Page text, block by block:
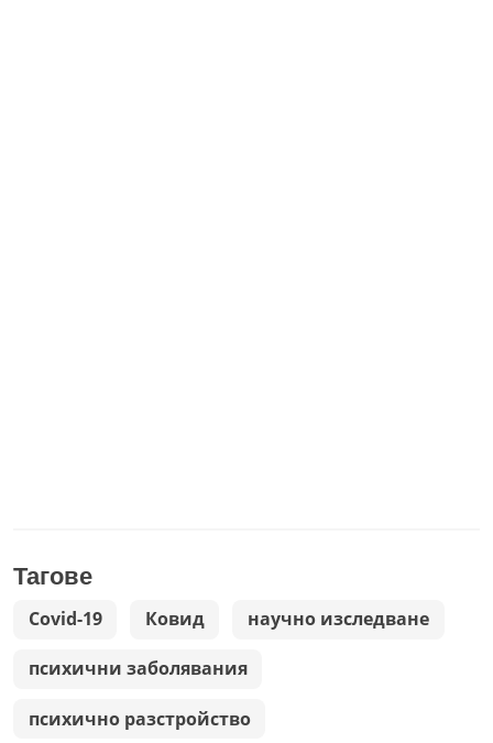
Тагове
Covid-19 Ковид научно изследване
психични заболявания
психично разстройство